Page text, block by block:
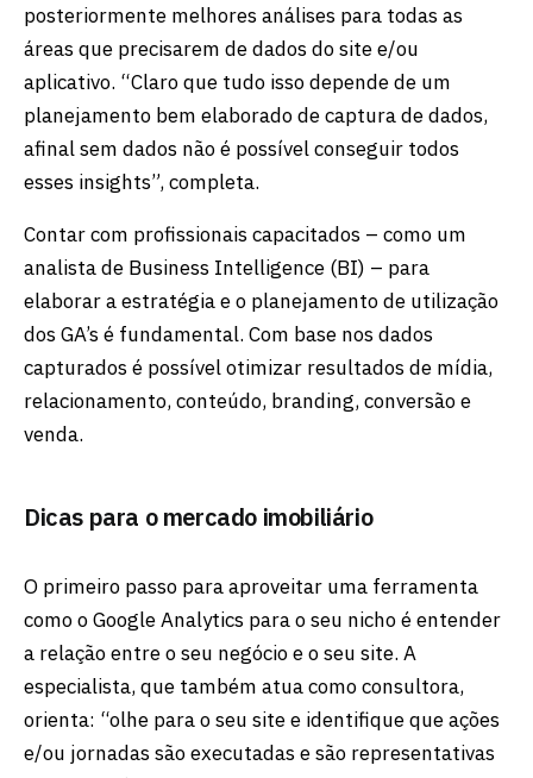
posteriormente melhores análises para todas as
áreas que precisarem de dados do site e/ou
aplicativo. “Claro que tudo isso depende de um
planejamento bem elaborado de captura de dados,
afinal sem dados não é possível conseguir todos
esses insights”, completa.
Contar com profissionais capacitados – como um
analista de Business Intelligence (BI) – para
elaborar a estratégia e o planejamento de utilização
dos GA’s é fundamental. Com base nos dados
capturados é possível otimizar resultados de mídia,
relacionamento, conteúdo, branding, conversão e
venda.
Dicas para o mercado imobiliário
O primeiro passo para aproveitar uma ferramenta
como o Google Analytics para o seu nicho é entender
a relação entre o seu negócio e o seu site. A
especialista, que também atua como consultora,
orienta: “olhe para o seu site e identifique que ações
e/ou jornadas são executadas e são representativas